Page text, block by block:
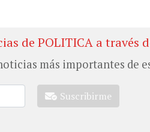
de POLITICA a través
más importantes de
Suscribirme